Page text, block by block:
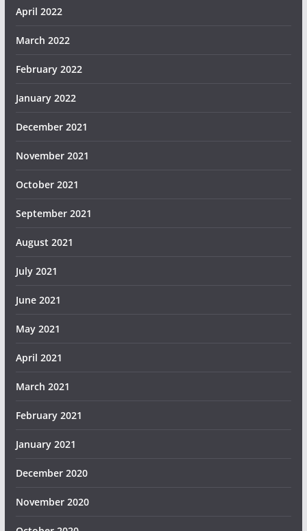
April 2022
March 2022
February 2022
January 2022
December 2021
November 2021
October 2021
September 2021
August 2021
July 2021
June 2021
May 2021
April 2021
March 2021
February 2021
January 2021
December 2020
November 2020